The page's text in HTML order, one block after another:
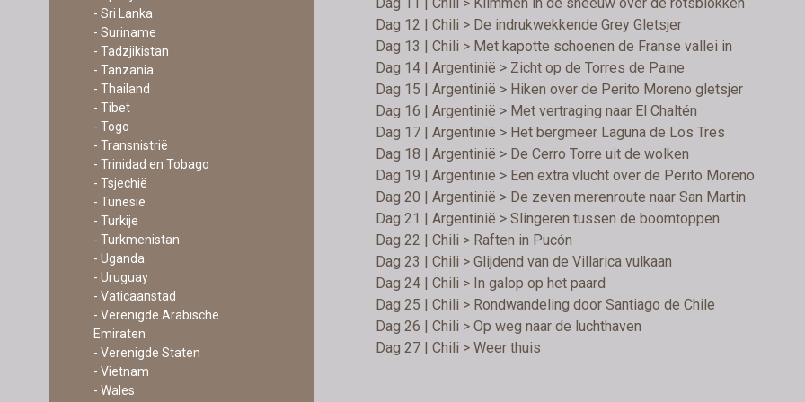
- Sri Lanka
- Suriname
- Tadzjikistan
- Tanzania
- Thailand
- Tibet
- Togo
- Transnistrië
- Trinidad en Tobago
- Tsjechië
- Tunesië
- Turkije
- Turkmenistan
- Uganda
- Uruguay
- Vaticaanstad
- Verenigde Arabische
Emiraten
- Verenigde Staten
- Vietnam
- Wales
Dag 12 | Chili > De indrukwekkende Grey Gletsjer
Dag 13 | Chili > Met kapotte schoenen de Franse vallei in
Dag 14 | Argentinië > Zicht op de Torres de Paine
Dag 15 | Argentinië > Hiken over de Perito Moreno gletsjer
Dag 16 | Argentinië > Met vertraging naar El Chaltén
Dag 17 | Argentinië > Het bergmeer Laguna de Los Tres
Dag 18 | Argentinië > De Cerro Torre uit de wolken
Dag 19 | Argentinië > Een extra vlucht over de Perito Moreno
Dag 20 | Argentinië > De zeven merenroute naar San Martin
Dag 21 | Argentinië > Slingeren tussen de boomtoppen
Dag 22 | Chili > Raften in Pucón
Dag 23 | Chili > Glijdend van de Villarica vulkaan
Dag 24 | Chili > In galop op het paard
Dag 25 | Chili > Rondwandeling door Santiago de Chile
Dag 26 | Chili > Op weg naar de luchthaven
Dag 27 | Chili > Weer thuis